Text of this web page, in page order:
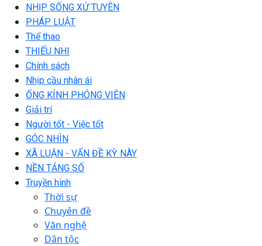
NHỊP SỐNG XỨ TUYÊN
PHÁP LUẬT
Thể thao
THIẾU NHI
Chính sách
Nhịp cầu nhân ái
ỐNG KÍNH PHÓNG VIÊN
Giải trí
Người tốt - Việc tốt
GÓC NHÌN
XÃ LUẬN - VẤN ĐỀ KỲ NÀY
NỀN TẢNG SỐ
Truyền hình
Thời sự
Chuyên đề
Văn nghệ
Dân tộc